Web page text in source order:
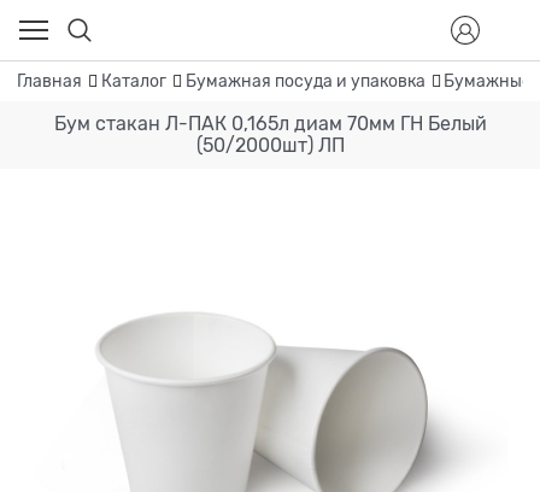
Главная Каталог Бумажная посуда и упаковка Бумажные
Бум стакан Л-ПАК 0,165л диам 70мм ГН Белый
(50/2000шт) ЛП